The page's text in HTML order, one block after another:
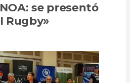
se presentó
Rugby»